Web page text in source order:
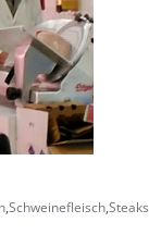
,Schweinefleisch,Steaks